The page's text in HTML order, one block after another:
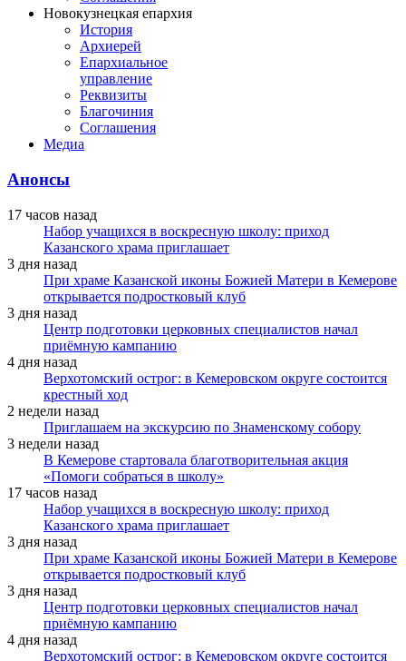
Новокузнецкая епархия
История
Архиерей
Епархиальное
управление
Реквизиты
Благочиния
Соглашения
Медиа
Анонсы
17 часов назад
Набор учащихся в воскресную школу: приход
Казанского храма приглашает
3 дня назад
При храме Казанской иконы Божией Матери в Кемерове
открывается подростковый клуб
3 дня назад
Центр подготовки церковных специалистов начал
приёмную кампанию
4 дня назад
Верхотомский острог: в Кемеровском округе состоится
крестный ход
2 недели назад
Приглашаем на экскурсию по Знаменскому собору
3 недели назад
В Кемерове стартовала благотворительная акция
«Помоги собраться в школу»
17 часов назад
Набор учащихся в воскресную школу: приход
Казанского храма приглашает
3 дня назад
При храме Казанской иконы Божией Матери в Кемерове
открывается подростковый клуб
3 дня назад
Центр подготовки церковных специалистов начал
приёмную кампанию
4 дня назад
Верхотомский острог: в Кемеровском округе состоится